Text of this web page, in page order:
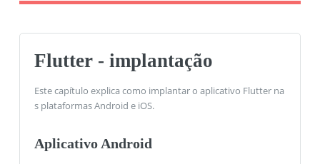
Flutter - implantação
Este capítulo explica como implantar o aplicativo Flutter na
s plataformas Android e iOS.
Aplicativo Android